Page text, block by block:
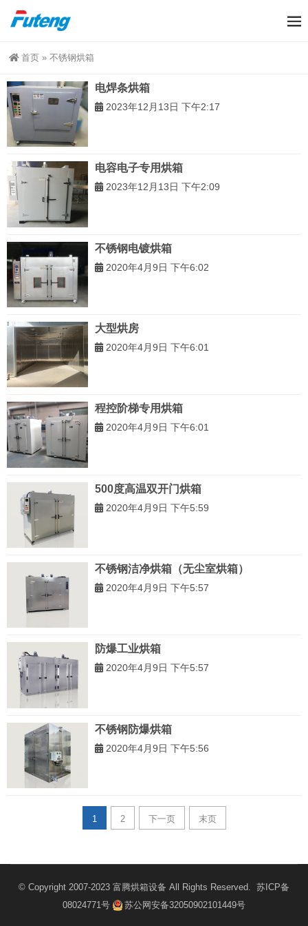
首页 » 不锈钢烘箱
电焊条烘箱
2023年12月13日 下午2:17
电容电子专用烘箱
2023年12月13日 下午2:09
不锈钢电镀烘箱
2020年4月9日 下午6:02
大型烘房
2020年4月9日 下午6:01
程控阶梯专用烘箱
2020年4月9日 下午6:01
500度高温双开门烘箱
2020年4月9日 下午5:59
不锈钢洁净烘箱（无尘室烘箱）
2020年4月9日 下午5:57
防爆工业烘箱
2020年4月9日 下午5:57
不锈钢防爆烘箱
2020年4月9日 下午5:56
1 2 下一页 末页
© Copyright 2007-2023 富腾烘箱设备 All Rights Reserved. 苏ICP备
08024771号
苏公网安备32050902101449号